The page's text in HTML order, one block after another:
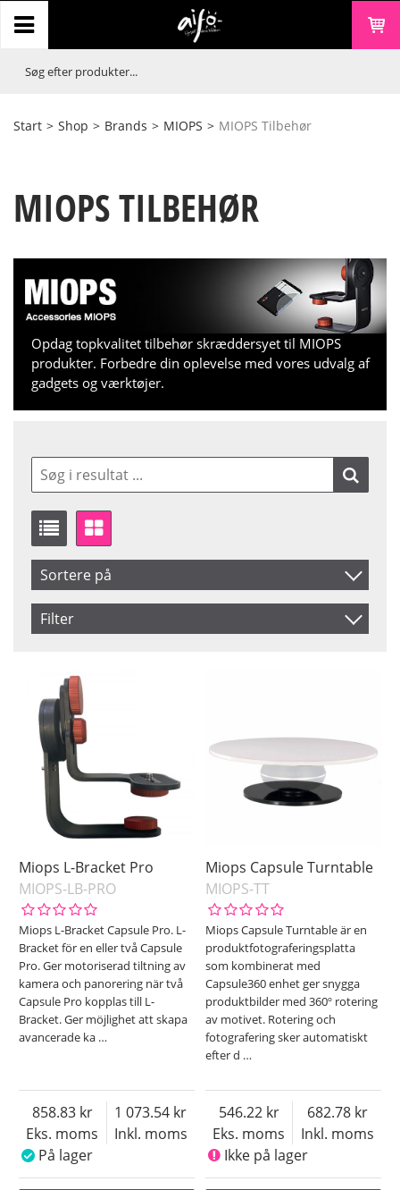
Start > Shop > Brands > MIOPS > MIOPS Tilbehør
MIOPS TILBEHØR
Opdag topkvalitet tilbehør skræddersyet til MIOPS
produkter. Forbedre din oplevelse med vores udvalg af
gadgets og værktøjer.
Sortere på
Produkt Kode
Filter
Pris
På lager
Ikke på lager
Miops L-Bracket Pro
MIOPS-LB-PRO
Miops L-Bracket Capsule Pro. L-
Bracket för en eller två Capsule
Pro. Ger motoriserad tiltning av
kamera och panorering när två
Capsule Pro kopplas till L-
Bracket. Ger möjlighet att skapa
avancerade ka …
Eks. moms
858.83
Inkl. moms
1 073.54
På lager
Miops Capsule Turntable
MIOPS-TT
Miops Capsule Turntable är en
produktfotograferingsplatta
som kombinerat med
Capsule360 enhet ger snygga
produktbilder med 360º rotering
av motivet. Rotering och
fotografering sker automatiskt
efter d …
Eks. moms
546.22
Inkl. moms
682.78
Ikke på lager